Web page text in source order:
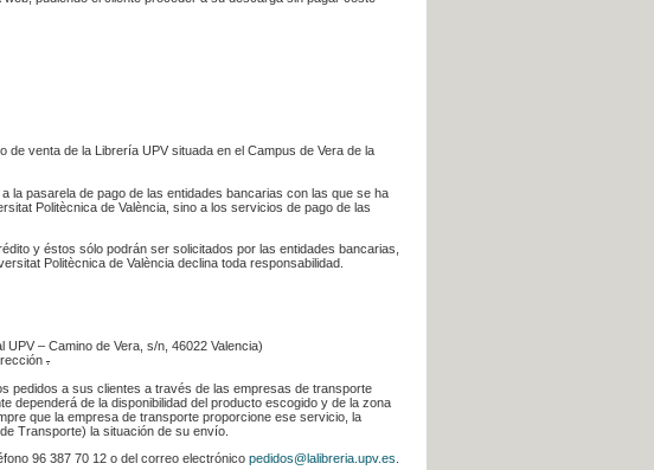
de venta de la Librería UPV situada en el Campus de Vera de la
la pasarela de pago de las entidades bancarias con las que se ha
Politècnica de València, sino a los servicios de pago de las
y éstos sólo podrán ser solicitados por las entidades bancarias,
Politècnica de València declina toda responsabilidad.
– Camino de Vera, s/n, 46022 Valencia)
.
pedidos a sus clientes a través de las empresas de transporte
dependerá de la disponibilidad del producto escogido y de la zona
que la empresa de transporte proporcione ese servicio, la
Transporte) la situación de su envío.
96 387 70 12 o del correo electrónico pedidos@lalibreria.upv.es